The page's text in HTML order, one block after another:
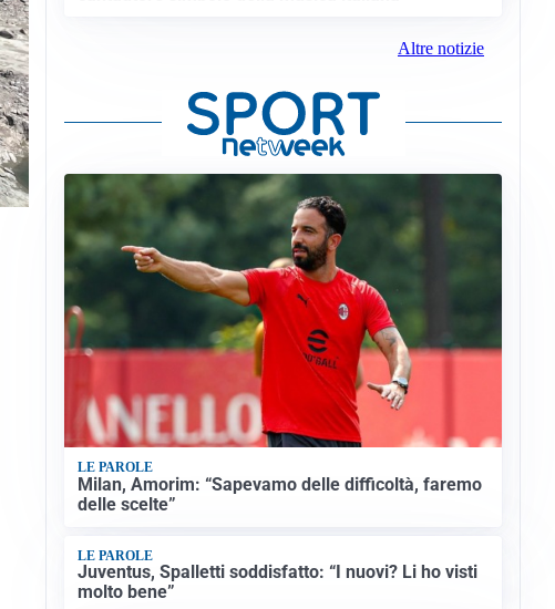
Altre notizie
LE PAROLE
Milan, Amorim: “Sapevamo delle difficoltà, faremo
delle scelte”
LE PAROLE
Juventus, Spalletti soddisfatto: “I nuovi? Li ho visti
molto bene”